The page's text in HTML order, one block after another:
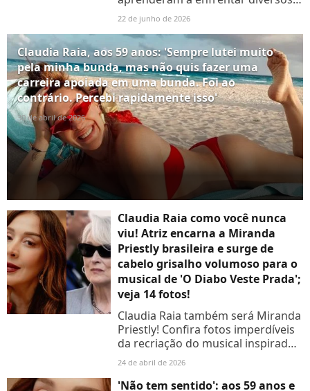
problemas; análise aponta reflexo
da infância
22 de junho de 2026
Claudia Raia, aos 59 anos: 'Sempre lutei muito
pela minha bunda, mas não quis fazer uma
carreira apoiada em uma bunda. Foi ao
contrário. Percebi rapidamente isso'
30 de abril de 2026
Claudia Raia como você nunca
viu! Atriz encarna a Miranda
Priestly brasileira e surge de
cabelo grisalho volumoso para o
musical de 'O Diabo Veste Prada';
veja 14 fotos!
Claudia Raia também será Miranda
Priestly! Confira fotos imperdíveis
da recriação do musical inspirado
em 'O Diabo Veste Prada'
24 de abril de 2026
'Não tem sentido': aos 59 anos e